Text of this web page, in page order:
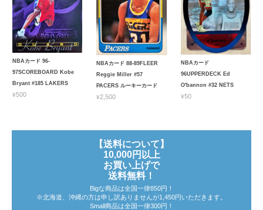
NBAカード 96-
97SCOREBOARD Kobe
Bryant #185 LAKERS
¥500
NBAカード 88-89FLEER
Reggie Miller #57
PACERS ルーキーカード
¥2,500
NBAカード
96UPPERDECK Ed
O'bannon #32 NETS
¥50
【送料について】
10,000円以上
お買い上げで
送料無料！
Bigな商品は全国一律850円！
※北海道、沖縄の方は申し訳ありませんが1,450円いただきます。
Small商品は全国一律300円！